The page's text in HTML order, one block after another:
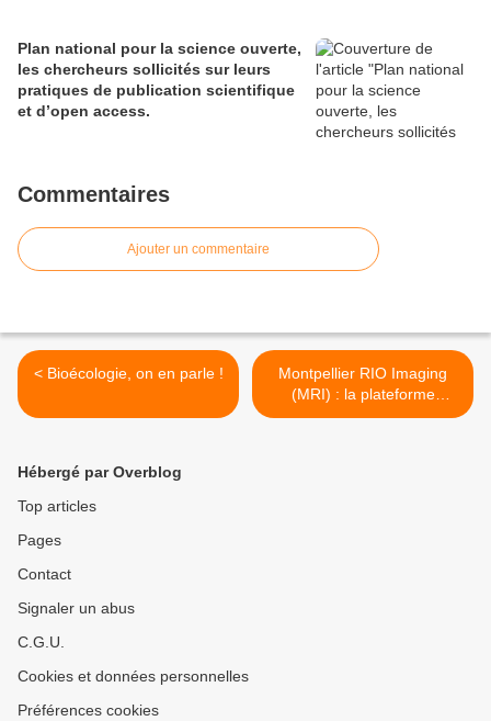
Plan national pour la science ouverte,
les chercheurs sollicités sur leurs
pratiques de publication scientifique
et d’open access.
Commentaires
Ajouter un commentaire
< Bioécologie, on en parle !
Montpellier RIO Imaging
(MRI) : la plateforme
d'imagerie de Montpellier >
Hébergé par Overblog
Top articles
Pages
Contact
Signaler un abus
C.G.U.
Cookies et données personnelles
Préférences cookies